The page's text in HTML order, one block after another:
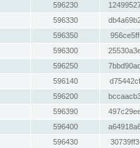
596230
596330
596350
596300
596250
596140
596200
596390
596400
596430